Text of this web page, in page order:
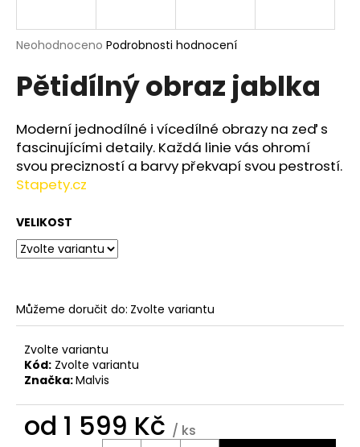
Průměrné
produktu
je
z
5
hvězdiček.
Neohodnoceno Podrobnosti hodnocení
Pětidílný obraz jablka
Moderní jednodílné i vícedílné obrazy na zeď s
fascinujícími detaily. Každá linie vás ohromí
svou precizností a barvy překvapí svou pestrostí.
Stapety.cz
VELIKOST
Můžeme doručit do: Zvolte variantu
Zvolte variantu
Kód: Zvolte variantu
Značka:Malvis
od 1 599 Kč / ks
j
t
?
D
o
r
u
č
u
j
m